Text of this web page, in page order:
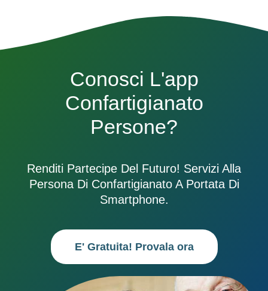
Conosci L'app
Confartigianato
Persone?
Renditi Partecipe Del Futuro! Servizi Alla
Persona Di Confartigianato A Portata Di
Smartphone.
E' Gratuita! Provala ora